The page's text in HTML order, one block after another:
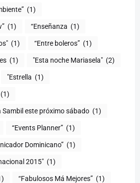
(1)
(1) “Enseñanza (1)
(1) “Entre boleros” (1)
(1) "Esta noche Mariasela" (2)
"Estrella (1)
(1)
Sambil este próximo sábado (1)
“Events Planner” (1)
Dominicano” (1)
2015" (1)
“Fabulosos Má Mejores” (1)